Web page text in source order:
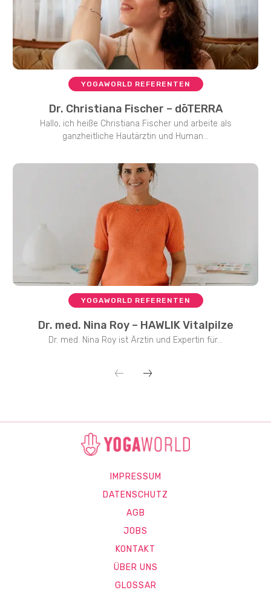
YOGAWORLD REFERENTEN
Dr. Christiana Fischer – dōTERRA
Hallo, ich heiße Christiana Fischer und arbeite als
ganzheitliche Hautärztin und Human...
YOGAWORLD REFERENTEN
Dr. med. Nina Roy – HAWLIK Vitalpilze
Dr. med. Nina Roy ist Ärztin und Expertin für...
IMPRESSUM
DATENSCHUTZ
AGB
JOBS
KONTAKT
ÜBER UNS
GLOSSAR